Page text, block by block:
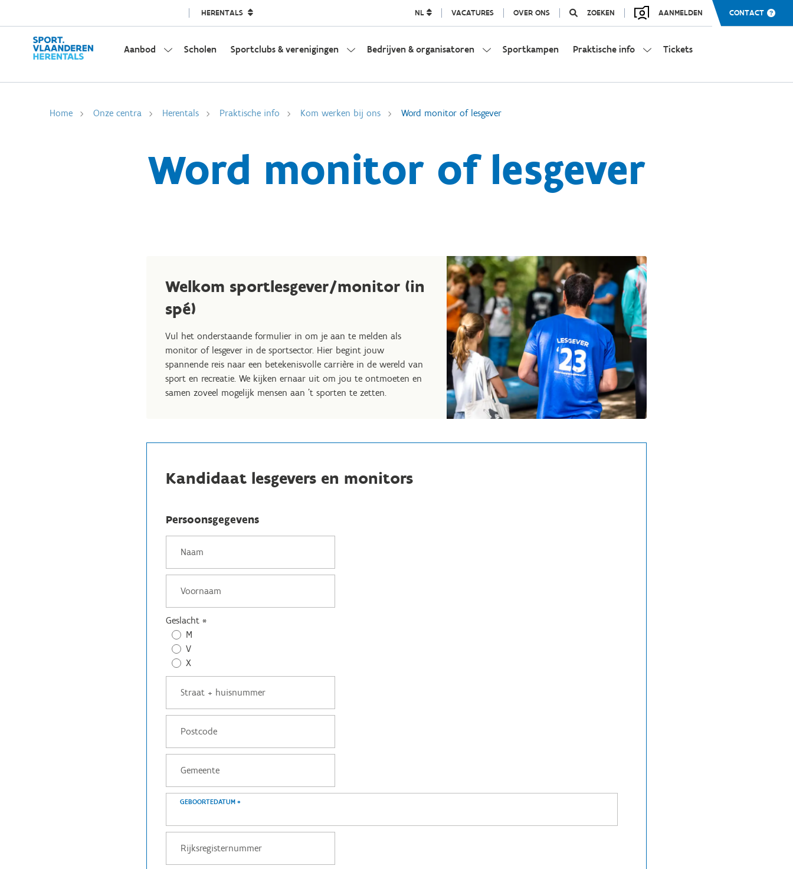
HERENTALS NL VACATURES OVER ONS ZOEKEN AANMELDEN CONTACT
Aanbod Scholen Sportclubs & verenigingen Bedrijven & organisatoren Sportkampen Praktische info Tickets
Home Onze centra Herentals Praktische info Kom werken bij ons Word monitor of lesgever
Word monitor of lesgever
Welkom sportlesgever/monitor (in
spé)
Vul het onderstaande formulier in om je aan te melden als
monitor of lesgever in de sportsector. Hier begint jouw
spannende reis naar een betekenisvolle carrière in de wereld van
sport en recreatie. We kijken ernaar uit om jou te ontmoeten en
samen zoveel mogelijk mensen aan 't sporten te zetten.
Kandidaat lesgevers en monitors
Persoonsgegevens
Geslacht *
M
V
X
GEBOORTEDATUM *